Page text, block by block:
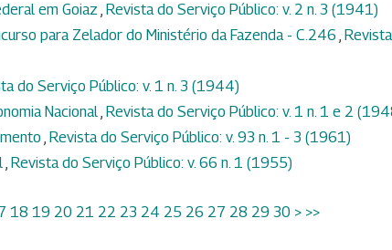
em Goiaz , Revista do Serviço Público: v. 2 n. 3 (1941)
para Zelador do Ministério da Fazenda - C.246 , Revista
do Serviço Público: v. 1 n. 3 (1944)
Nacional, Revista do Serviço Público: v. 1 n. 1 e 2
, Revista do Serviço Público: v. 93 n. 1 - 3 (1961)
, Revista do Serviço Público: v. 66 n. 1 (1955)
18 19 20 21 22 23 24 25 26 27 28 29 30 > >>